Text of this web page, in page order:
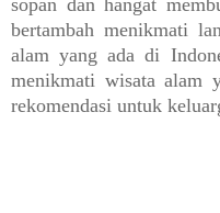
bertambah menikmati
alam yang ada di
menikmati wisata alam
rekomendasi untuk